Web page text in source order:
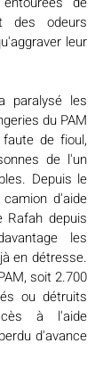
des odeurs
leur
paralysé les
du PAM
de fioul,
de l'un
Depuis le
d'aide
Rafah depuis
les
en détresse.
soit 2.700
ou détruits
à l'aide
d'avance